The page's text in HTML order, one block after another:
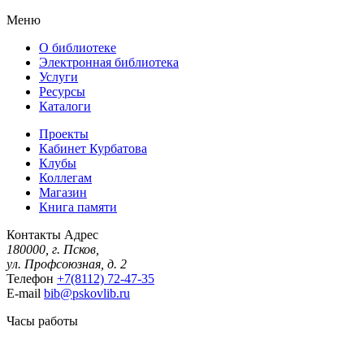
Меню
О библиотеке
Электронная библиотека
Услуги
Ресурсы
Каталоги
Проекты
Кабинет Курбатова
Клубы
Коллегам
Магазин
Книга памяти
Контакты Адрес
180000, г. Псков,
ул. Профсоюзная, д. 2
Телефон +7(8112) 72-47-35
E-mail bib@pskovlib.ru
Часы работы